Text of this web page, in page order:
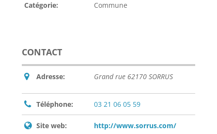
Catégorie: Commune
CONTACT
Adresse: Grand rue 62170 SORRUS
Téléphone: 03 21 06 05 59
Site web: http://www.sorrus.com/